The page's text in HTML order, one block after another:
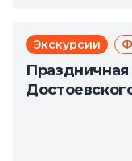
Экскурсии